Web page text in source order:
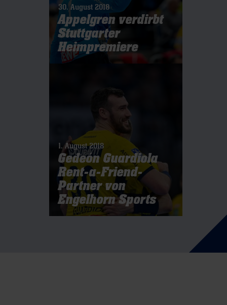
30. August 2018
Appelgren verdirbt
Stuttgarter
Heimpremiere
1. August 2018
Gedeón Guardiola
Rent-a-Friend-
Partner von
Engelhorn Sports